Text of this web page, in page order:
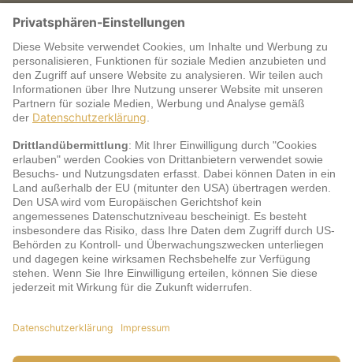
Warum jö?
Service
jö Bonus Club Partner
Zahlungsarten & Sicherheit
AGB